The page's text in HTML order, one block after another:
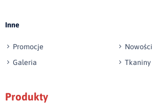
Inne
Promocje
Nowości
Galeria
Tkaniny
Produkty